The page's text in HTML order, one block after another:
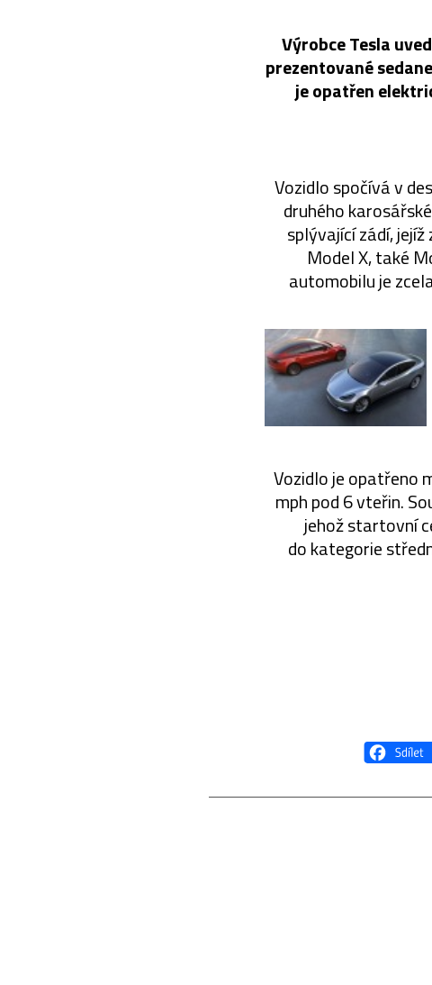
Výrobce Tesla
prezentované
je opatřen
Vozidlo spočívá v
druhého
splývající zádí,
Model X, také
automobilu je
Vozidlo je opatřeno
mph pod 6 vteřin.
jehož startovní
do kategorie